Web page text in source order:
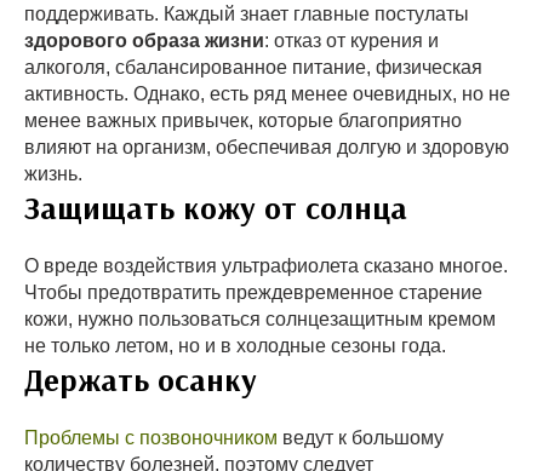
поддерживать. Каждый знает главные постулаты
здорового образа жизни: отказ от курения и
алкоголя, сбалансированное питание, физическая
активность. Однако, есть ряд менее очевидных, но не
менее важных привычек, которые благоприятно
влияют на организм, обеспечивая долгую и здоровую
жизнь.
Защищать кожу от солнца
О вреде воздействия ультрафиолета сказано многое.
Чтобы предотвратить преждевременное старение
кожи, нужно пользоваться солнцезащитным кремом
не только летом, но и в холодные сезоны года.
Держать осанку
Проблемы с позвоночником ведут к большому
количеству болезней, поэтому следует